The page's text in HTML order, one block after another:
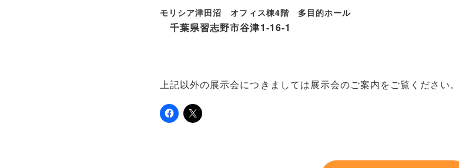
モリシア津田沼 オフィス棟4階 多目的ホール
千葉県習志野市谷津1-16-1
上記以外の展示会につきましては展示会のご案内をご覧ください。